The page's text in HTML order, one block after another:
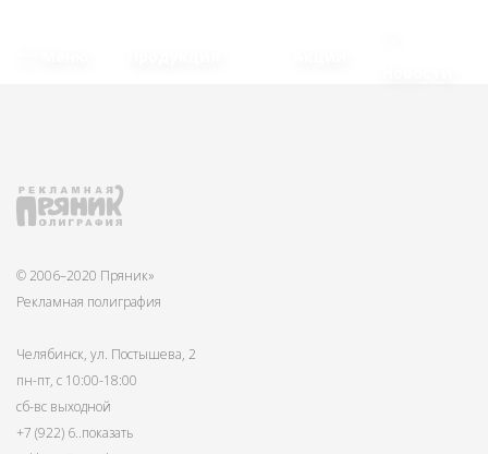
© 2006–2020 Пряник»
Рекламная полиграфия
Челябинск, ул. Постышева, 2
пн-пт, с 10:00-18:00
сб-вс выходной
+7 (922) 6..показать